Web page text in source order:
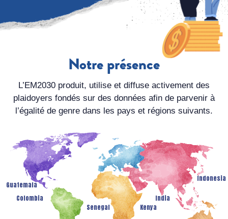
Notre présence
L’EM2030 produit, utilise et diffuse activement des
plaidoyers fondés sur des données afin de parvenir à
l’égalité de genre dans les pays et régions suivants.
Guatemala
Colombia
Senegal
Kenya
India
Indonesia